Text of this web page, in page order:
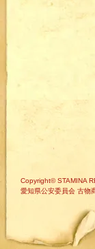
Copyright© STAMINA
愛知県公安委員会 古物